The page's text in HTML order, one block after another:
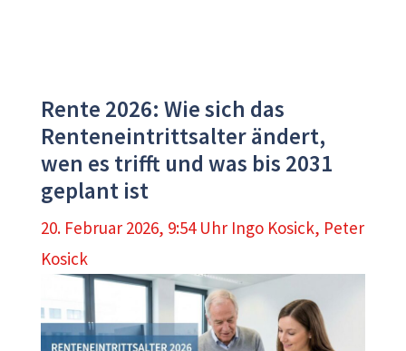
Rente 2026: Wie sich das
Renteneintrittsalter ändert,
wen es trifft und was bis 2031
geplant ist
20. Februar 2026, 9:54 Uhr Ingo Kosick, Peter
Kosick